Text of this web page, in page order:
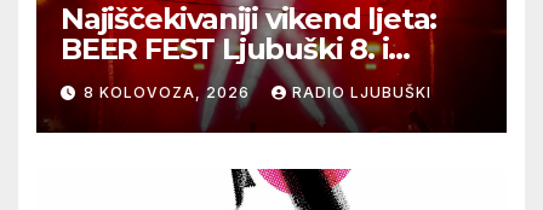
Najiščekivaniji vikend ljeta:
BEER FEST Ljubuški 8. i
9.kolovoza
8 KOLOVOZA, 2026 RADIO LJUBUŠKI